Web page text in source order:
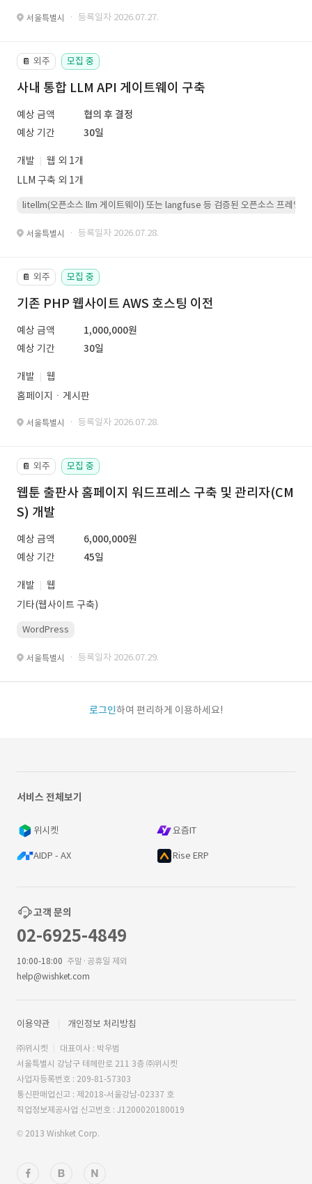
서울특별시 · 등록일자 2026.07.27.
📔 외주 모집 중
사내 통합 LLM API 게이트웨이 구축
예상 금액
협의 후 결정
예상 기간
30일
개발
웹 외 1개
LLM 구축 외 1개
litellm(오픈소스 llm 게이트웨이) 또는 langfuse 등 검증된 오픈소스 프레임워
서울특별시 · 등록일자 2026.07.28.
📔 외주 모집 중
기존 PHP 웹사이트 AWS 호스팅 이전
예상 금액
1,000,000원
예상 기간
30일
개발
웹
홈페이지ㆍ게시판
서울특별시 · 등록일자 2026.07.28.
📔 외주 모집 중
웹툰 출판사 홈페이지 워드프레스 구축 및 관리자(CM
S) 개발
예상 금액
6,000,000원
예상 기간
45일
개발
웹
기타(웹사이트 구축)
WordPress
서울특별시 · 등록일자 2026.07.29.
로그인하여 편리하게 이용하세요!
서비스 전체보기
위시켓 요즘IT
AIDP - AX Rise ERP
고객 문의
02-6925-4849
10:00-18:00 주말·공휴일 제외
help@wishket.com
이용약관 개인정보 처리방침
㈜위시켓
대표이사 : 박우범
서울특별시 강남구 테헤란로 211 3층 ㈜위시켓
사업자등록번호 : 209-81-57303
통신판매업신고 : 제2018-서울강남-02337 호
직업정보제공사업 신고번호 : J1200020180019
© 2013 Wishket Corp.